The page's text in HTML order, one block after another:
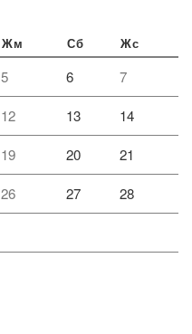
Жм Сб Жс
5 6 7
12 13 14
19 20 21
26 27 28